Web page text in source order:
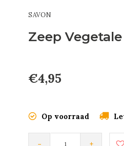
SAVON
Zeep
€4,95
Op voorraad
- +